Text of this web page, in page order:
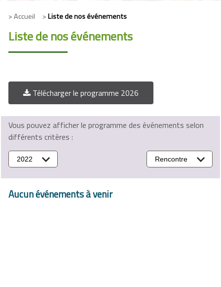
> Accueil >Liste de nos événements
Liste de nos événements
Télécharger le programme 2026
Vous pouvez afficher le programme des événements selon
différents critères :
2022 Rencontre
Aucun événements à venir